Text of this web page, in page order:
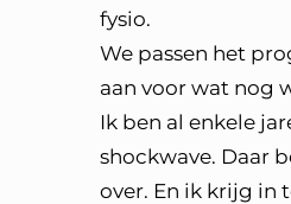
fysio.
We passen het
aan voor wat nog
Ik ben al enkele
shockwave. Daar
over. En ik krijg in